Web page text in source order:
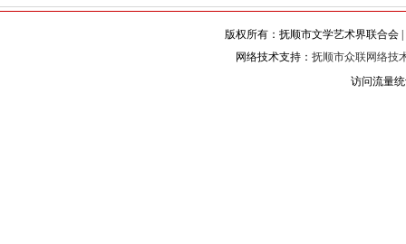
版权所有：抚顺市文学艺术界联合会 |
网络技术支持： 抚顺市众联网络技
访问流量